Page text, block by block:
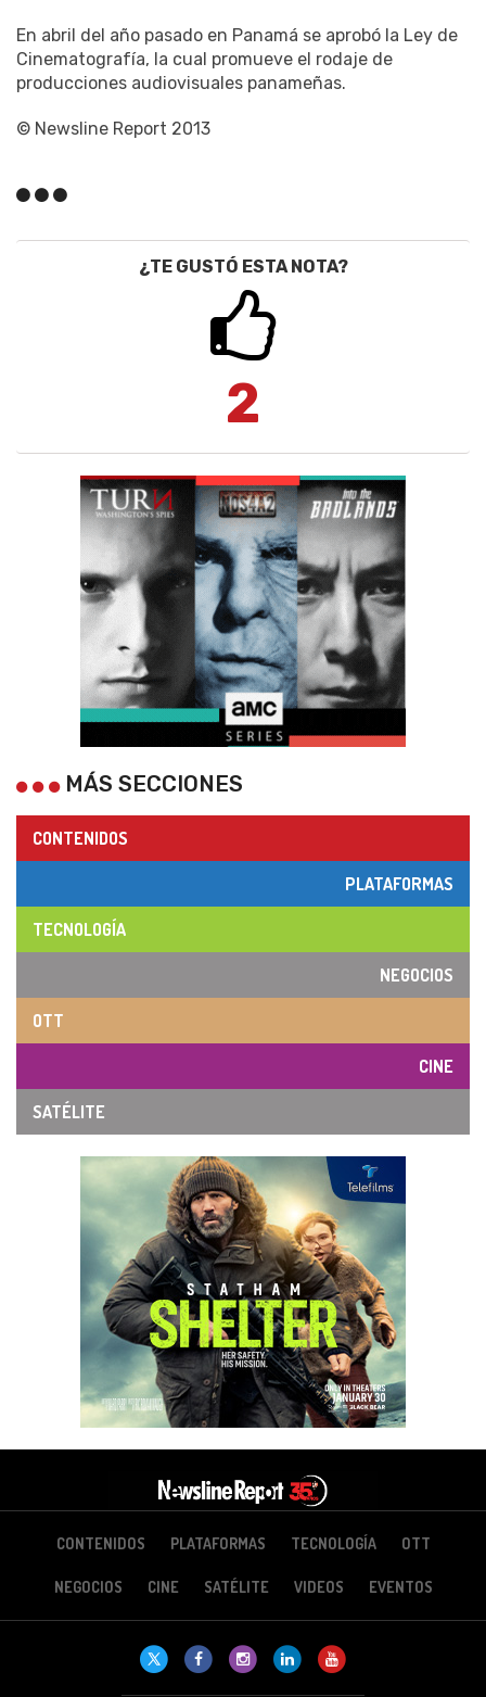
En abril del año pasado en Panamá se aprobó la Ley de
Cinematografía, la cual promueve el rodaje de
producciones audiovisuales panameñas.
© Newsline Report 2013
¿TE GUSTÓ ESTA NOTA?
2
MÁS SECCIONES
CONTENIDOS
PLATAFORMAS
TECNOLOGÍA
NEGOCIOS
OTT
CINE
SATÉLITE
CONTENIDOS PLATAFORMAS TECNOLOGÍA OTT
NEGOCIOS CINE SATÉLITE VIDEOS EVENTOS